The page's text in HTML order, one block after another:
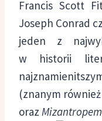
Francis Scott
Joseph Conrad
jeden z
w historii
(znanym
oraz Mizantropem